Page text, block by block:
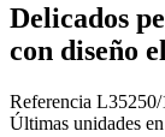
Delicados
con diseño
Referencia L35250/
Últimas unidades